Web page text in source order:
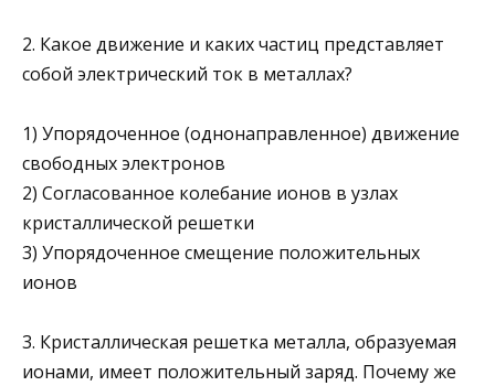
2. Какое движение и каких частиц представляет
собой электри­ческий ток в металлах?
1) Упорядоченное (однонаправленное) движение
свободных электронов
2) Согласованное колебание ионов в узлах
кристаллической решетки
3) Упорядоченное смещение положительных
ионов
3. Кристаллическая решетка металла, образуемая
ионами, име­ет положительный заряд. Почему же